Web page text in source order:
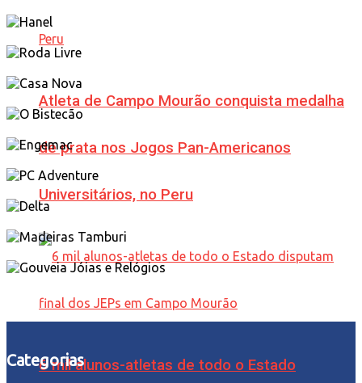
Atleta de Campo Mourão conquista medalha
de prata nos Jogos Pan-Americanos
Universitários, no Peru
6 mil alunos-atletas de todo o Estado
Categorias